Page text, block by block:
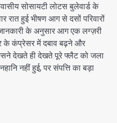
सोसायटी लोटस बुलेवार्ड के
रात हुई भीषण आग से दसों परिवारों
के अनुसार आग एक लग्ज़री
के कंप्रेसर में दबाव बढ़ने और
देखते ही देखते पूरे फ्लैट को जला
नहीं हुई, पर संपत्ति का बड़ा